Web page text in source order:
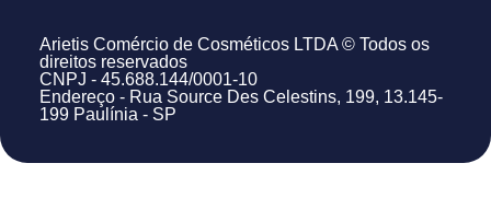
Arietis Comércio de Cosméticos LTDA © Todos os
direitos reservados
CNPJ - 45.688.144/0001-10
Endereço - Rua Source Des Celestins, 199, 13.145-
199 Paulínia - SP